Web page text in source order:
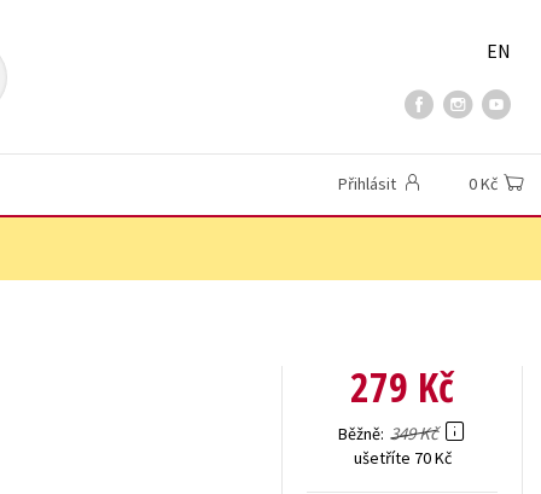
EN
Přihlásit 0 Kč
279 Kč
Běžně 349 Kč
ušetříte 70 Kč